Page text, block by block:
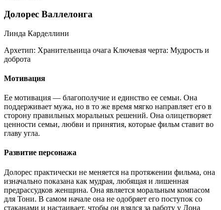
Долорес Валлелонга
Линда Карделлини
Архетип: Хранительница очага Ключевая черта: Мудрость и
доброта
Мотивация
Ее мотивация — благополучие и единство ее семьи. Она
поддерживает мужа, но в то же время мягко направляет его в
сторону правильных моральных решений. Она олицетворяет
ценности семьи, любви и принятия, которые фильм ставит во
главу угла.
Развитие персонажа
Долорес практически не меняется на протяжении фильма, она
изначально показана как мудрая, любящая и лишенная
предрассудков женщина. Она является моральным компасом
для Тони. В самом начале она не одобряет его поступок со
стаканами и настаивает, чтобы он взялся за работу у Дона